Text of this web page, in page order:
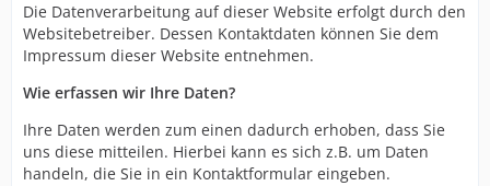
Die Datenverarbeitung auf dieser Website erfolgt durch den
Websitebetreiber. Dessen Kontaktdaten können Sie dem
Impressum dieser Website entnehmen.
Wie erfassen wir Ihre Daten?
Ihre Daten werden zum einen dadurch erhoben, dass Sie
uns diese mitteilen. Hierbei kann es sich z.B. um Daten
handeln, die Sie in ein Kontaktformular eingeben.